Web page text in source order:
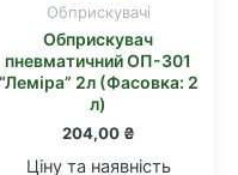
Обприскувачі
Обприскувач
пневматичний ОП-301
“Лемiра” 2л (Фасовка: 2
л)
204,00 ₴
Ціну та наявність